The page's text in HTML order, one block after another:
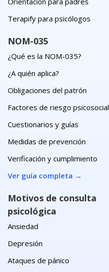
Terapify para psicólogos
NOM-035
¿Qué es la NOM-035?
¿A quién aplica?
Obligaciones del patrón
Factores de riesgo psicosocial
Cuestionarios y guías
Medidas de prevención
Verificación y cumplimiento
Ver guía completa →
Motivos de consulta
psicológica
Ansiedad
Depresión
Ataques de pánico